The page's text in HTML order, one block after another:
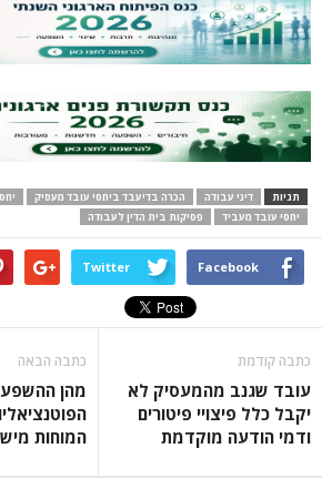
תגיות דיני עבודה הכרה בדיעבד ביחסי עובד מעסיק
יחסי עובד מעביד
פסיקות בית הדין לעבודה
Facebook
Twitter
כתבה קודמת
עובד שגנב מהמעסיק לא
יקבל כלל פיצויי פיטורים
ודמי הודעה מוקדמת
כתבה הבאה
מהן
המוחות